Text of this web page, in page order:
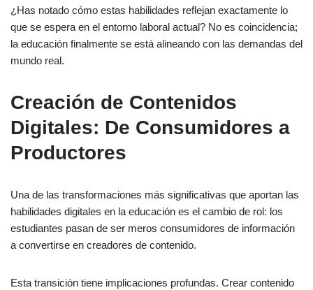
¿Has notado cómo estas habilidades reflejan exactamente lo
que se espera en el entorno laboral actual? No es coincidencia;
la educación finalmente se está alineando con las demandas del
mundo real.
Creación de Contenidos
Digitales: De Consumidores a
Productores
Una de las transformaciones más significativas que aportan las
habilidades digitales en la educación es el cambio de rol: los
estudiantes pasan de ser meros consumidores de información
a convertirse en creadores de contenido.
Esta transición tiene implicaciones profundas. Crear contenido